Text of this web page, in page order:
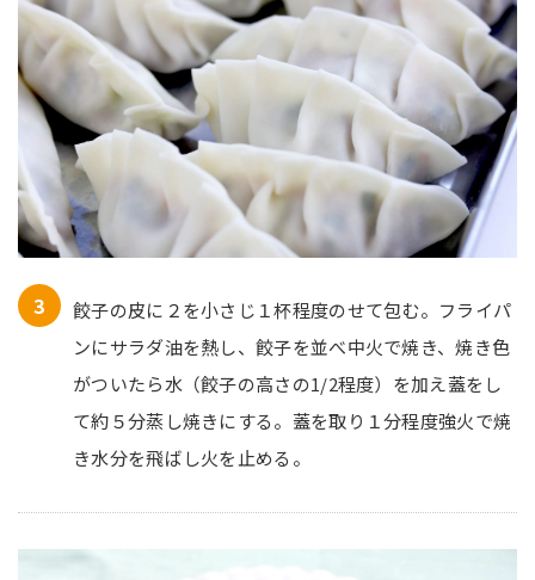
餃子の皮に２を小さじ１杯程度のせて包む。フライパ
ンにサラダ油を熱し、餃子を並べ中火で焼き、焼き色
がついたら水（餃子の高さの1/2程度）を加え蓋をし
て約５分蒸し焼きにする。蓋を取り１分程度強火で焼
き水分を飛ばし火を止める。